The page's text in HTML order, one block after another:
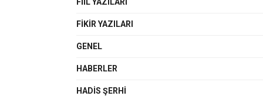
FIKIR YAZILARI
GENEL
HABERLER
HADIS ŞERHI